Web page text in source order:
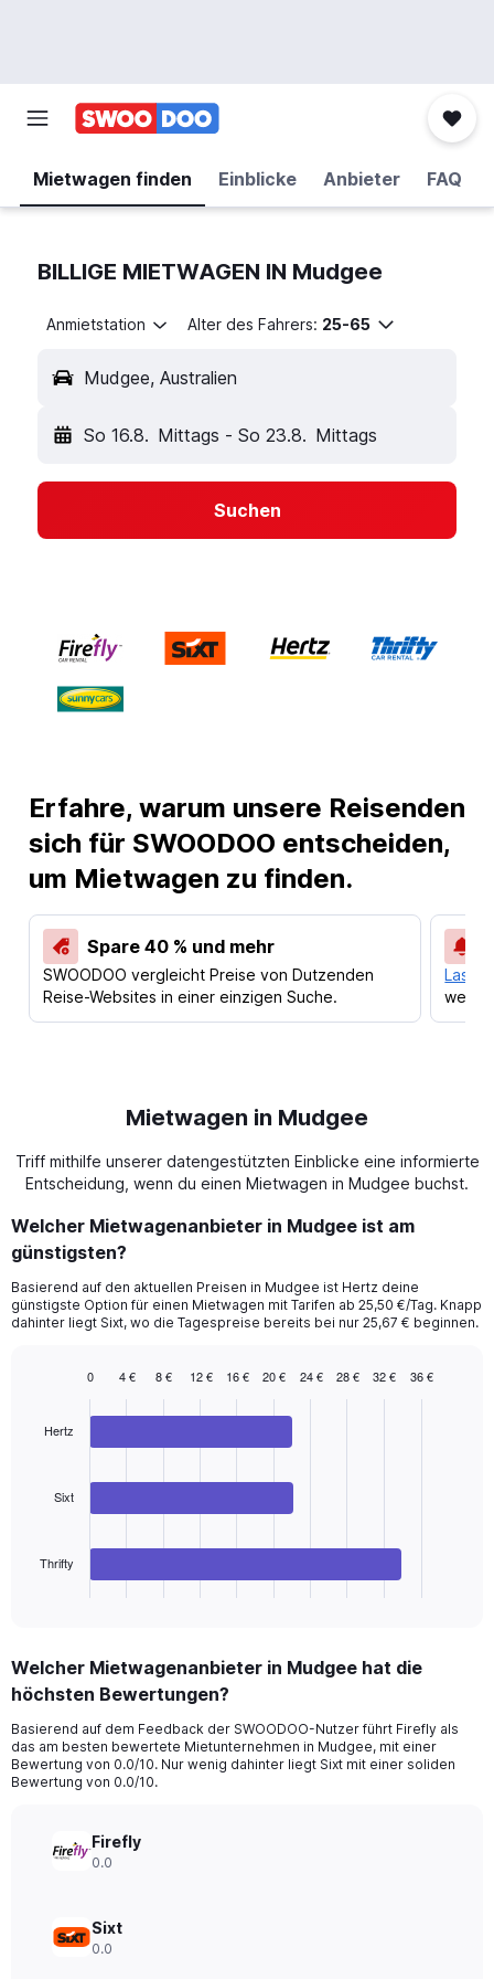
Mietwagen finden Einblicke Anbieter FAQ
BILLIGE MIETWAGEN IN Mudgee
Anmietstation Alter des Fahrers: 25-65
Mudgee, Australien
So 16.8. Mittags - So 23.8. Mittags
Suchen
Erfahre, warum unsere Reisenden
sich für SWOODOO entscheiden,
um Mietwagen zu finden.
Spare 40 % und mehr
SWOODOO vergleicht Preise von Dutzenden
Reise-Websites in einer einzigen Suche.
Lass
Mietwagen in Mudgee
Triff mithilfe unserer datengestützten Einblicke eine informierte
Entscheidung, wenn du einen Mietwagen in Mudgee buchst.
Welcher Mietwagenanbieter in Mudgee ist am
günstigsten?
Basierend auf den aktuellen Preisen in Mudgee ist Hertz deine
günstigste Option für einen Mietwagen mit Tarifen ab 25,50 €/Tag. Knapp
dahinter liegt Sixt, wo die Tagespreise bereits bei nur 25,67 € beginnen.
with
The
Range:
3
The
chart
has
axis
displaying
Hertz
Sixt
Thrifty
0 4 € 8 € 12 € 16 € 20 € 24 € 28 € 32 € 36 €
Welcher Mietwagenanbieter in Mudgee hat die
höchsten Bewertungen?
Basierend auf dem Feedback der SWOODOO-Nutzer führt Firefly als
das am besten bewertete Mietunternehmen in Mudgee, mit einer
Bewertung von 0.0/10. Nur wenig dahinter liegt Sixt mit einer soliden
Bewertung von 0.0/10.
Firefly
0.0
Sixt
0.0